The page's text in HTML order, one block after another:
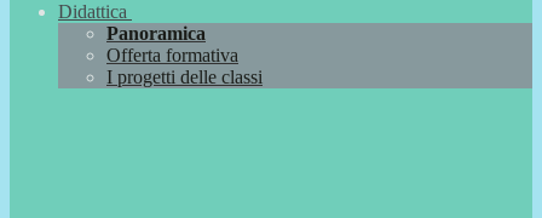
Didattica
Panoramica
Offerta formativa
I progetti delle classi